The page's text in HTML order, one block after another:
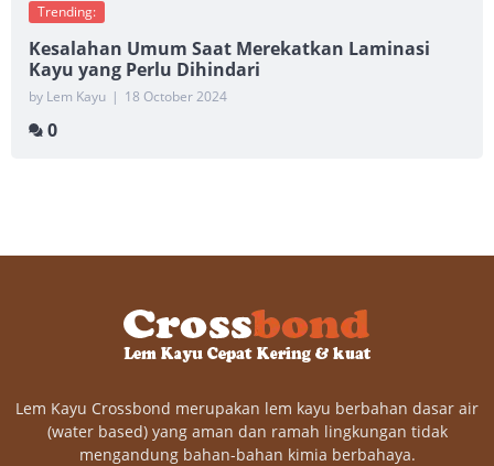
Trending:
Kesalahan Umum Saat Merekatkan Laminasi
Kayu yang Perlu Dihindari
by Lem Kayu | 18 October 2024
0
Lem Kayu Crossbond merupakan lem kayu berbahan dasar air
(water based) yang aman dan ramah lingkungan tidak
mengandung bahan-bahan kimia berbahaya.